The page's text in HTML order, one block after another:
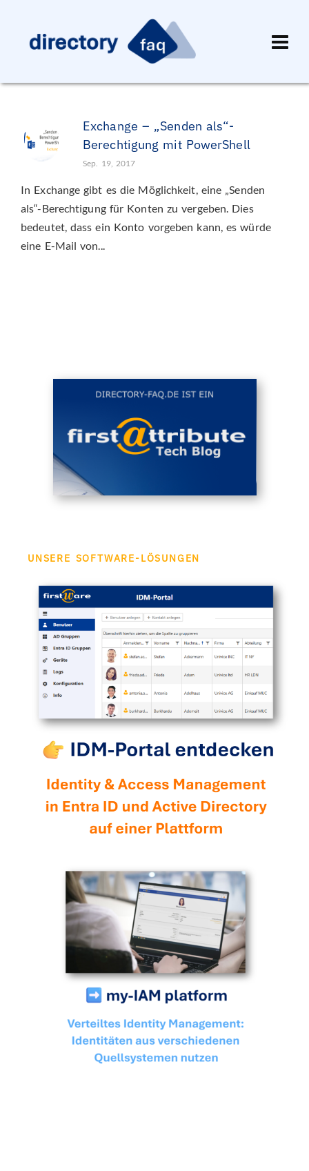
Exchange – „Senden als“-
Berechtigung mit PowerShell
Sep. 19, 2017
In Exchange gibt es die Möglichkeit, eine „Senden
als“-Berechtigung für Konten zu vergeben. Dies
bedeutet, dass ein Konto vorgeben kann, es würde
eine E-Mail von...
UNSERE SOFTWARE-LÖSUNGEN